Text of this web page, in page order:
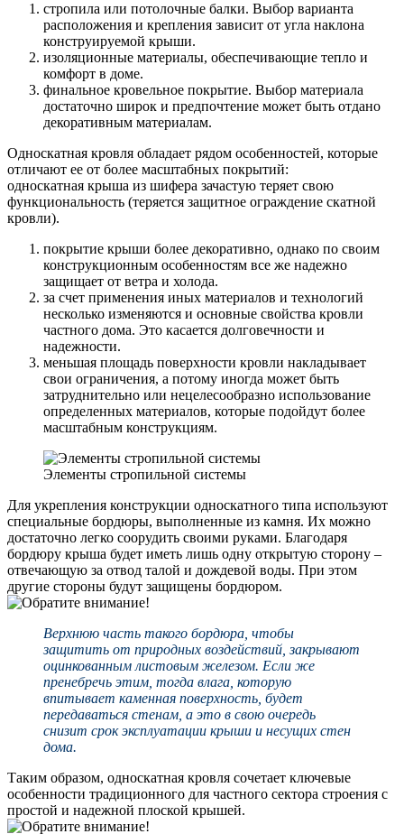
стропила или потолочные балки. Выбор варианта
расположения и крепления зависит от угла наклона
конструируемой крыши.
изоляционные материалы, обеспечивающие тепло и
комфорт в доме.
финальное кровельное покрытие. Выбор материала
достаточно широк и предпочтение может быть отдано
декоративным материалам.
Односкатная кровля обладает рядом особенностей, которые
отличают ее от более масштабных покрытий:
односкатная крыша из шифера зачастую теряет свою
функциональность (теряется защитное ограждение скатной
кровли).
покрытие крыши более декоративно, однако по своим
конструкционным особенностям все же надежно
защищает от ветра и холода.
за счет применения иных материалов и технологий
несколько изменяются и основные свойства кровли
частного дома. Это касается долговечности и
надежности.
меньшая площадь поверхности кровли накладывает
свои ограничения, а потому иногда может быть
затруднительно или нецелесообразно использование
определенных материалов, которые подойдут более
масштабным конструкциям.
Элементы стропильной системы
Для укрепления конструкции односкатного типа используют
специальные бордюры, выполненные из камня. Их можно
достаточно легко соорудить своими руками. Благодаря
бордюру крыша будет иметь лишь одну открытую сторону –
отвечающую за отвод талой и дождевой воды. При этом
другие стороны будут защищены бордюром.
Верхнюю часть такого бордюра, чтобы
защитить от природных воздействий, закрывают
оцинкованным листовым железом. Если же
пренебречь этим, тогда влага, которую
впитывает каменная поверхность, будет
передаваться стенам, а это в свою очередь
снизит срок эксплуатации крыши и несущих стен
дома.
Таким образом, односкатная кровля сочетает ключевые
особенности традиционного для частного сектора строения с
простой и надежной плоской крышей.